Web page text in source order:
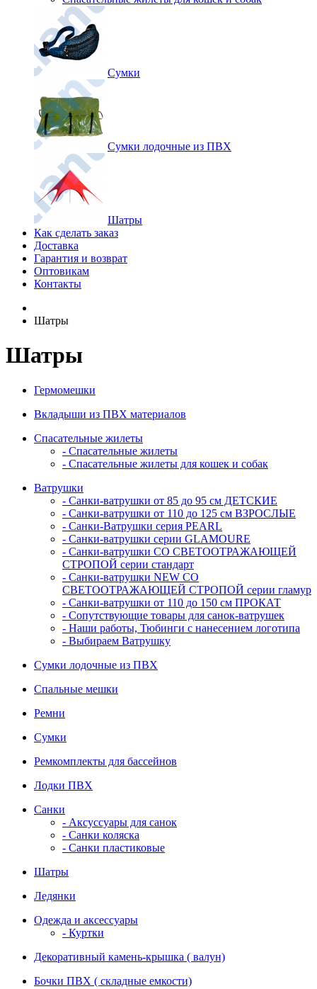
Сумки
Сумки лодочные из ПВХ
Шатры
Как сделать заказ
Доставка
Гарантия и возврат
Оптовикам
Контакты
Шатры
Шатры
Гермомешки
Вкладыши из ПВХ материалов
Спасательные жилеты
- Спасательные жилеты
- Спасательные жилеты для кошек и собак
Ватрушки
- Санки-ватрушки от 85 до 95 см ДЕТСКИЕ
- Санки-ватрушки от 110 до 125 см ВЗРОСЛЫЕ
- Санки-Ватрушки серия PEARL
- Санки-ватрушки серии GLAMOURE
- Санки-ватрушки СО СВЕТООТРАЖАЮЩЕЙ
СТРОПОЙ серии стандарт
- Санки-ватрушки NEW СО
СВЕТООТРАЖАЮЩЕЙ СТРОПОЙ серии гламур
- Санки-ватрушки от 110 до 150 см ПРОКАТ
- Сопутствующие товары для санок-ватрушек
- Наши работы, Тюбинги с нанесением логотипа
- Выбираем Ватрушку
Сумки лодочные из ПВХ
Спальные мешки
Ремни
Сумки
Ремкомплекты для бассейнов
Лодки ПВХ
Санки
- Аксуссуары для санок
- Санки коляска
- Санки пластиковые
Шатры
Ледянки
Одежда и аксессуары
- Куртки
Декоративный камень-крышка ( валун)
Бочки ПВХ ( складные емкости)